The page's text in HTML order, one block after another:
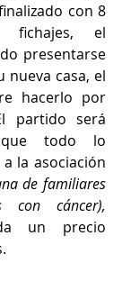
con 8
fichajes, el
presentarse
nueva casa, el
hacerlo por
partido será
todo lo
la asociación
de familiares
un precio